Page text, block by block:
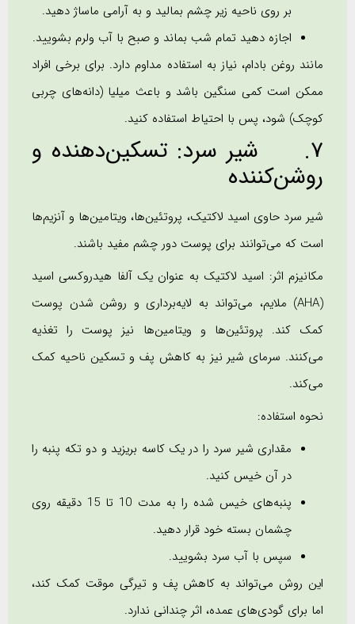
بر روی ناحیه زیر چشم بمالید و به آرامی ماساژ دهید.
اجازه دهید تمام شب بماند و صبح با آب ولرم بشویید.
مانند روغن بادام، نیاز به استفاده مداوم دارد. برای برخی افراد
ممکن است کمی سنگین باشد و باعث میلیا (دانه‌های چربی
کوچک) شود، پس با احتیاط استفاده کنید.
7. شیر سرد: تسکین‌دهنده و
روشن‌کننده
شیر سرد حاوی اسید لاکتیک، پروتئین‌ها، ویتامین‌ها و آنزیم‌ها
است که می‌توانند برای پوست دور چشم مفید باشند.
مکانیزم اثر: اسید لاکتیک به عنوان یک آلفا هیدروکسی اسید
(AHA) ملایم، می‌تواند به لایه‌برداری و روشن شدن پوست
کمک کند. پروتئین‌ها و ویتامین‌ها نیز پوست را تغذیه
می‌کنند. سرمای شیر نیز به کاهش پف و تسکین ناحیه کمک
می‌کند.
نحوه استفاده:
مقداری شیر سرد را در یک کاسه بریزید و دو تکه پنبه را
در آن خیس کنید.
پنبه‌های خیس شده را به مدت 10 تا 15 دقیقه روی
چشمان بسته خود قرار دهید.
سپس با آب سرد بشویید.
این روش می‌تواند به کاهش پف و تیرگی موقت کمک کند،
اما برای گودی‌های عمده، اثر چندانی ندارد.